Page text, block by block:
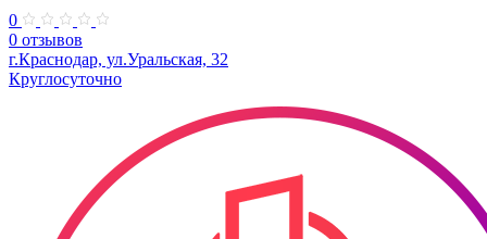
0
0 отзывов
г.Краснодар, ул.Уральская, 32
Круглосуточно